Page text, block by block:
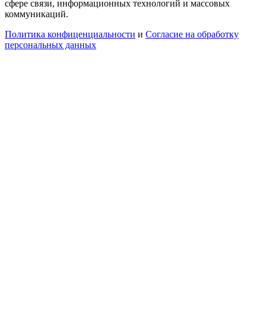
сфере связи, информационных технологий и массовых
коммуникаций.
Политика конфиценциальности и Согласие на обработку
персональных данных